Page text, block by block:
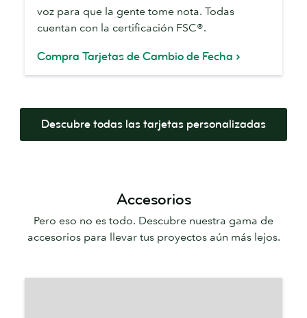
voz para que la gente tome nota. Todas
cuentan con la certificación FSC®.
Compra Tarjetas de Cambio de Fecha
Descubre todas las tarjetas personalizadas
Accesorios
Pero eso no es todo. Descubre nuestra gama de
accesorios para llevar tus proyectos aún más lejos.